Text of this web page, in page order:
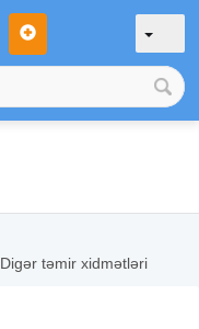
Digər təmir xidmətləri